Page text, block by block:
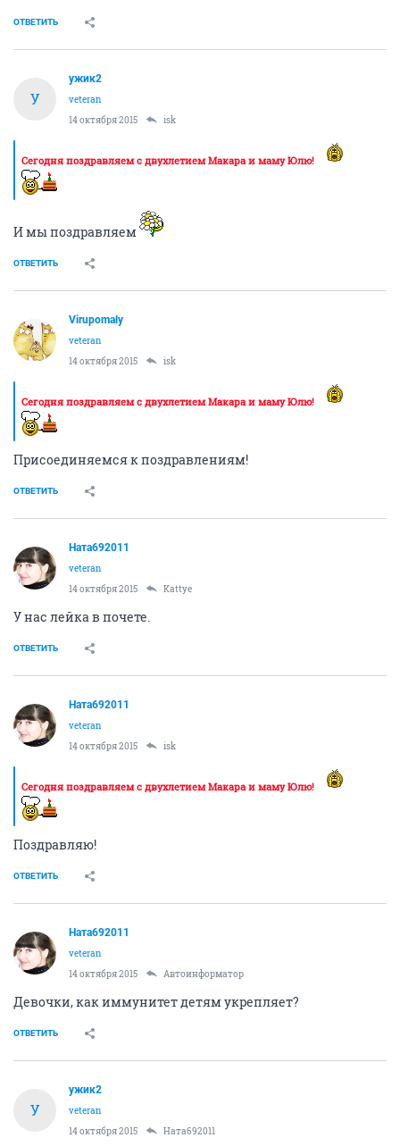
ОТВЕТИТЬ
У
ужик2
veteran
14 октября 2015
isk
Сегодня поздравляем с двухлетием Макара и маму Юлю!
И мы поздравляем
ОТВЕТИТЬ
Virupomaly
veteran
14 октября 2015
isk
Сегодня поздравляем с двухлетием Макара и маму Юлю!
Присоединяемся к поздравлениям!
ОТВЕТИТЬ
Ната692011
veteran
14 октября 2015
Kattye
У нас лейка в почете.
ОТВЕТИТЬ
Ната692011
veteran
14 октября 2015
isk
Сегодня поздравляем с двухлетием Макара и маму Юлю!
Поздравляю!
ОТВЕТИТЬ
Ната692011
veteran
14 октября 2015
Автоинформатор
Девочки, как иммунитет детям укрепляет?
ОТВЕТИТЬ
У
ужик2
veteran
14 октября 2015
Ната692011